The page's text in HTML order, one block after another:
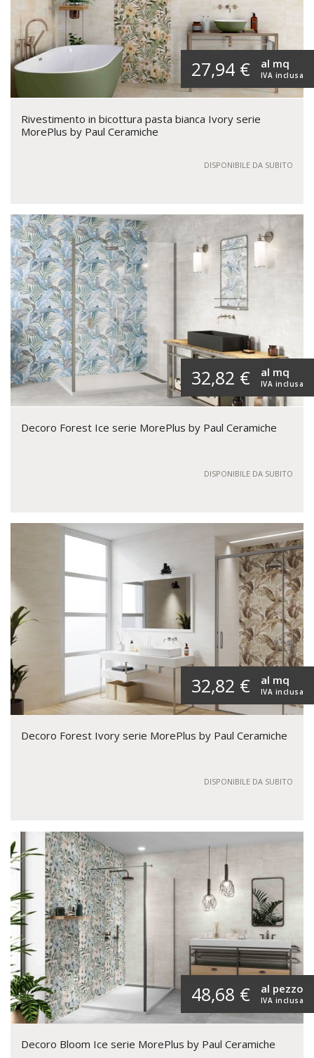
27,94 € IVA inclusa
al mq
Rivestimento in bicottura pasta bianca Ivory serie
MorePlus by Paul Ceramiche
DISPONIBILE DA SUBITO
32,82 € IVA inclusa
al mq
Decoro Forest Ice serie MorePlus by Paul Ceramiche
DISPONIBILE DA SUBITO
32,82 € IVA inclusa
al mq
Decoro Forest Ivory serie MorePlus by Paul Ceramiche
DISPONIBILE DA SUBITO
48,68 € IVA inclusa
al pezzo
Decoro Bloom Ice serie MorePlus by Paul Ceramiche